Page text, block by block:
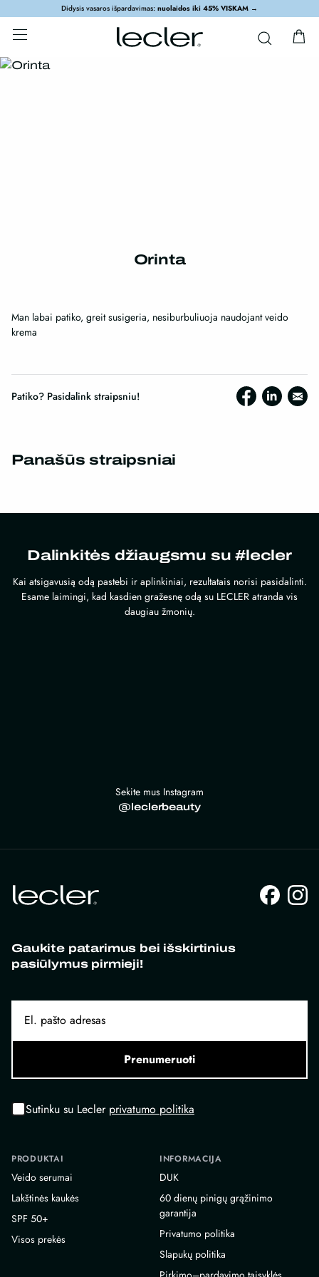
Didysis vasaros išpardavimas: nuolaidos iki 45% VISKAM →
Orinta
Man labai patiko, greit susigeria, nesiburbuliuoja naudojant veido
krema
Patiko? Pasidalink straipsniu!
Panašūs straipsniai
Dalinkitės džiaugsmu su #lecler
Kai atsigavusią odą pastebi ir aplinkiniai, rezultatais norisi pasidalinti.
Esame laimingi, kad kasdien gražesnę odą su LECLER atranda vis
daugiau žmonių.
Sekite mus Instagram
@leclerbeauty
Gaukite patarimus bei išskirtinius
pasiūlymus pirmieji!
Prenumeruoti
Sutinku su Lecler privatumo politika
PRODUKTAI
Veido serumai
Lakštinės kaukės
SPF 50+
Visos prekės
INFORMACIJA
DUK
60 dienų pinigų grąžinimo
garantija
Privatumo politika
Slapukų politika